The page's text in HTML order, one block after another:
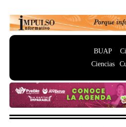
BUAP
Ciencias